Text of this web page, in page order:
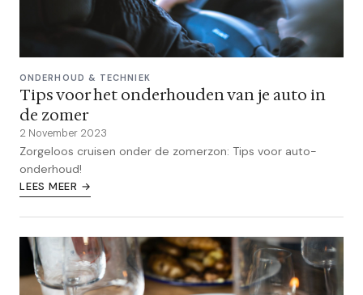
ONDERHOUD & TECHNIEK
Tips voor het onderhouden van je auto in
de zomer
2 November 2023
Zorgeloos cruisen onder de zomerzon: Tips voor auto-
onderhoud!
LEES MEER →